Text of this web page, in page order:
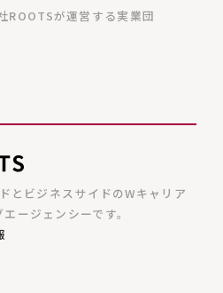
ROOTSが運営する実業団
とビジネスサイドのWキャリア
ージェンシーです。